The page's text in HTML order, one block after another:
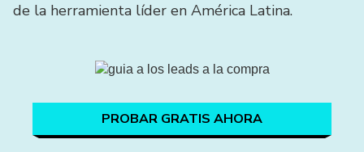
de la herramienta líder en América Latina.
PROBAR GRATIS AHORA